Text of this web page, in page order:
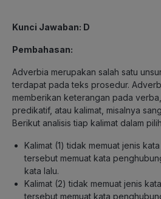
Kunci Jawaban: D
Pembahasan:
Adverbia merupakan salah satu
terdapat pada teks prosedur.
memberikan keterangan pada
predikatif, atau kalimat, misalnya
Berikut analisis tiap kalimat dalam
Kalimat (1) tidak memuat jenis
tersebut memuat kata
kata lalu.
Kalimat (2) tidak memuat jenis
tersebut memuat kata